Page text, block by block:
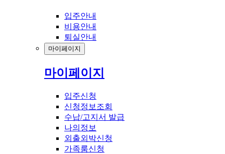
입주안내
비용안내
퇴실안내
마이페이지
마이페이지
입주신청
신청정보조회
수납/고지서 발급
나의정보
외출외박신청
가족룸신청